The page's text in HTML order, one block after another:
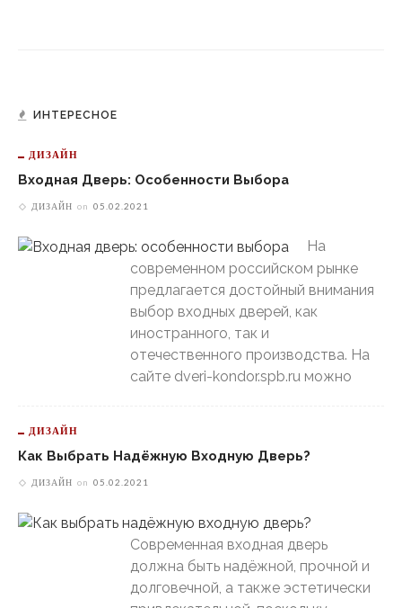
ИНТЕРЕСНОЕ
ДИЗАЙН
Входная Дверь: Особенности Выбора
ДИЗАЙН on 05.02.2021
На
современном российском рынке
предлагается достойный внимания
выбор входных дверей, как
иностранного, так и
отечественного производства. На
сайте dveri-kondor.spb.ru можно
ДИЗАЙН
Как Выбрать Надёжную Входную Дверь?
ДИЗАЙН on 05.02.2021
Современная входная дверь
должна быть надёжной, прочной и
долговечной, а также эстетически